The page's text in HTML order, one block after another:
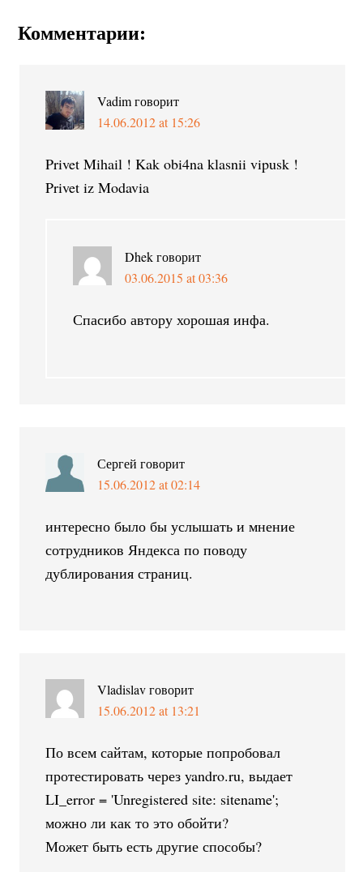
Комментарии:
Vadim говорит
14.06.2012 at 15:26
Privet Mihail ! Kak obi4na klasnii vipusk !
Privet iz Modavia
Dhek говорит
03.06.2015 at 03:36
Спасибо автору хорошая инфа.
Сергей говорит
15.06.2012 at 02:14
интересно было бы услышать и мнение
сотрудников Яндекса по поводу
дублирования страниц.
Vladislav говорит
15.06.2012 at 13:21
По всем сайтам, которые попробовал
протестировать через yandro.ru, выдает
LI_error = 'Unregistered site: sitename';
можно ли как то это обойти?
Может быть есть другие способы?